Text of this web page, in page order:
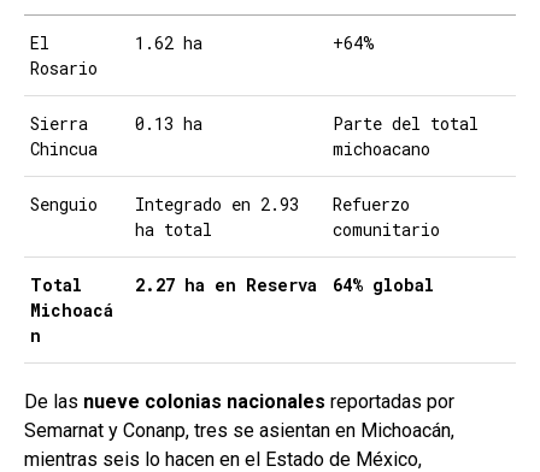
El
Rosario
1.62 ha +64%
Sierra
Chincua
0.13 ha
Parte del total
michoacano
Senguio
Integrado en 2.93
ha total
Refuerzo
comunitario
Total
Michoacá
n
2.27 ha en Reserva 64% global
De las nueve colonias nacionales reportadas por
Semarnat y Conanp, tres se asientan en Michoacán,
mientras seis lo hacen en el Estado de México,